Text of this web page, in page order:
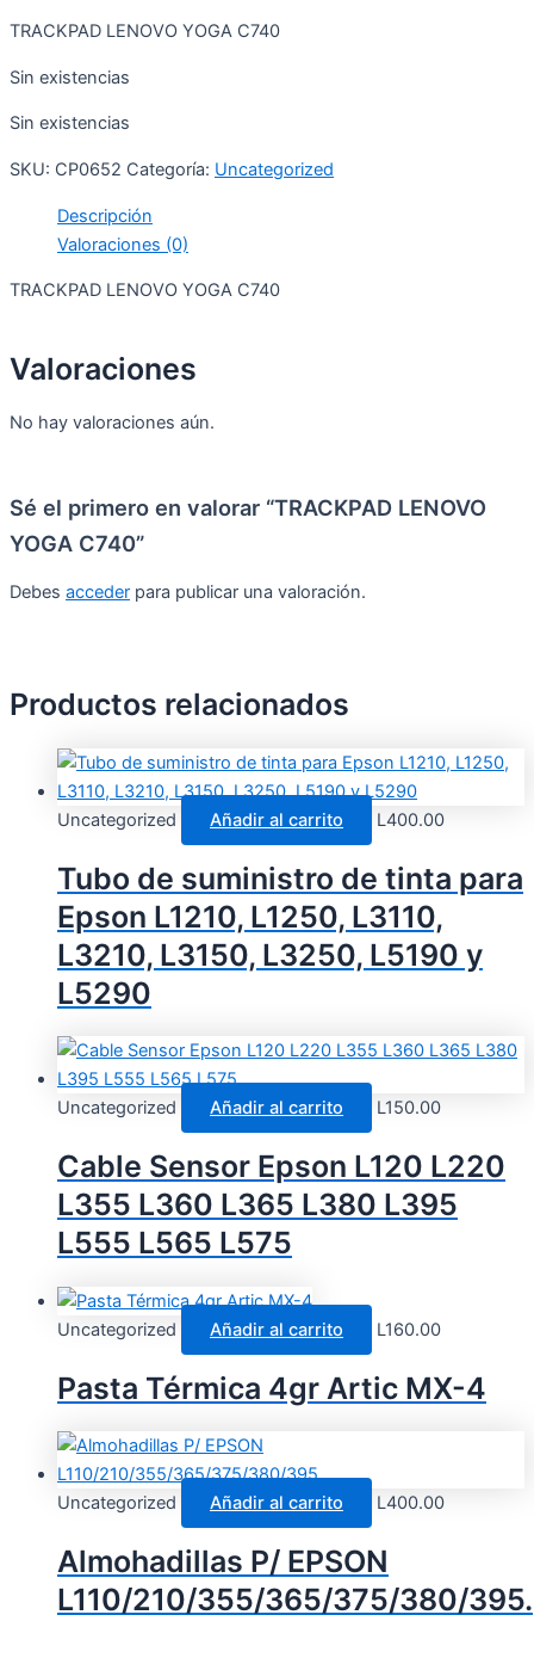
TRACKPAD LENOVO YOGA C740
Sin existencias
Sin existencias
SKU: CP0652 Categoría: Uncategorized
Descripción
Valoraciones (0)
TRACKPAD LENOVO YOGA C740
Valoraciones
No hay valoraciones aún.
Sé el primero en valorar “TRACKPAD LENOVO
YOGA C740”
Debes acceder para publicar una valoración.
Productos relacionados
Uncategorized Añadir al carrito L400.00
Tubo de suministro de tinta para
Epson L1210, L1250, L3110,
L3210, L3150, L3250, L5190 y
L5290
Uncategorized Añadir al carrito L150.00
Cable Sensor Epson L120 L220
L355 L360 L365 L380 L395
L555 L565 L575
Uncategorized Añadir al carrito L160.00
Pasta Térmica 4gr Artic MX-4
Uncategorized Añadir al carrito L400.00
Almohadillas P/ EPSON
L110/210/355/365/375/380/395.